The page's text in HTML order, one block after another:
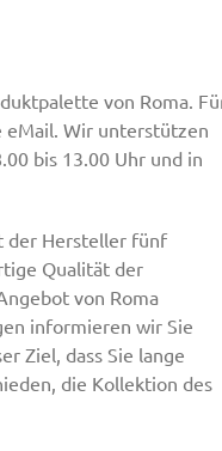
von Roma.
eMail. Wir unterstützen
bis 13.00 Uhr und in
der Hersteller fünf
Qualität der
von Roma
informieren wir Sie
Ziel, dass Sie lange
die Kollektion des